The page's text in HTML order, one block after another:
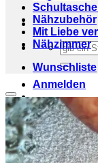
Suchen
nach:
Anmelden
Warenkorb /
Nähzubehör
Mit Liebe
Nähzimmer
Wunschliste